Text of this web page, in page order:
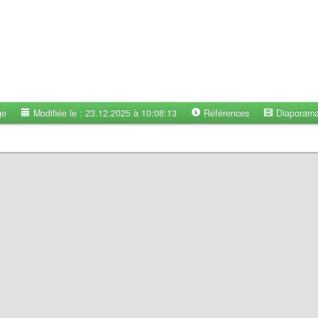
Modifiée le : 23.12.2025 à 10:08:13 Références